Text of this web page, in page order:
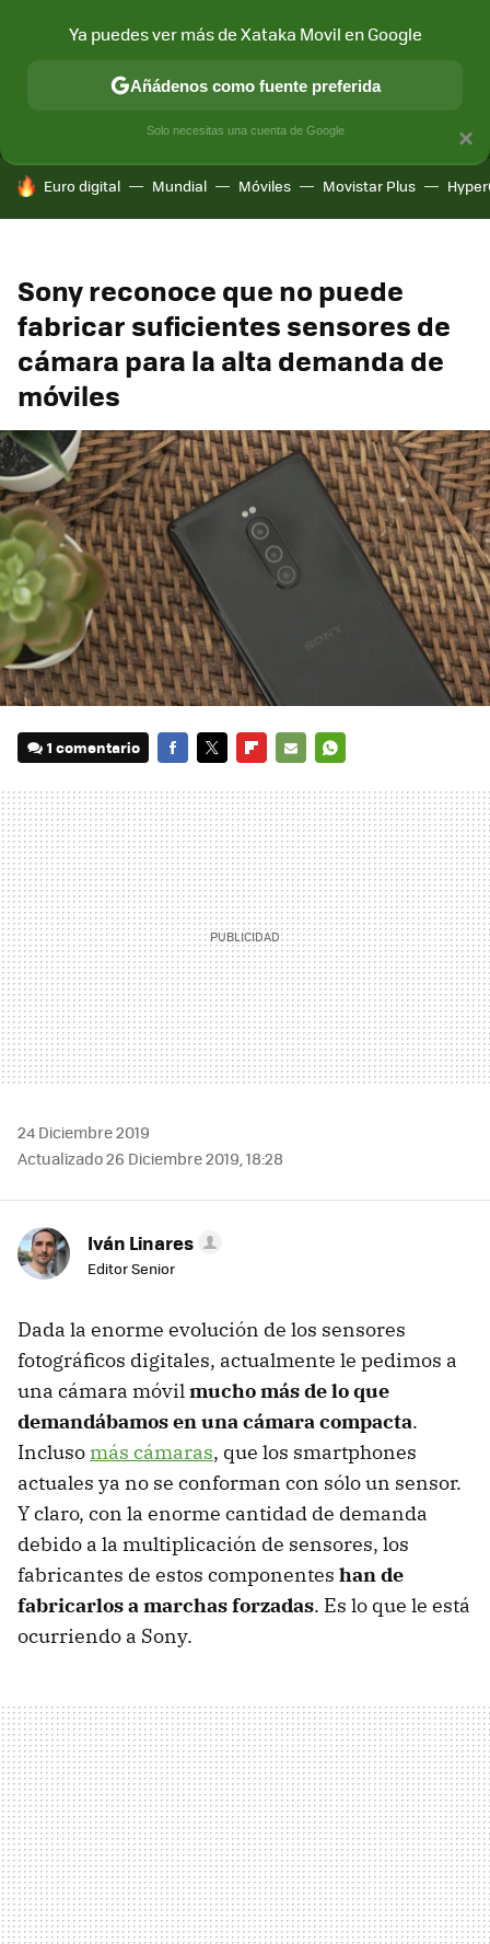
MÓVIL Y SOCIEDAD APLICACIONES
HOY SE HABLA DE
Euro digital Mundial Móviles Movistar Plus
Sony reconoce que no puede
fabricar suficientes sensores de
cámara para la alta demanda de
móviles
1 comentario
MAIL
24 Diciembre 2019
Actualizado 26 Diciembre 2019, 18:28
Iván Linares
Editor Senior
Dada la enorme evolución de los sensores
fotográficos digitales, actualmente le pedimos a
una cámara móvilmucho más de lo que
demandábamos en una cámara compacta.
Incluso más cámaras, que los smartphones
actuales ya no se conforman con sólo un sensor.
Y claro, con la enorme cantidad de demanda
debido a la multiplicación de sensores, los
fabricantes de estos componentes han de
fabricarlos a marchas forzadas. Es lo que le está
ocurriendo a Sony.
×
Ya puedes ver más de Xataka Movil en Google
Añádenos como fuente preferida
Solo necesitas una cuenta de Google